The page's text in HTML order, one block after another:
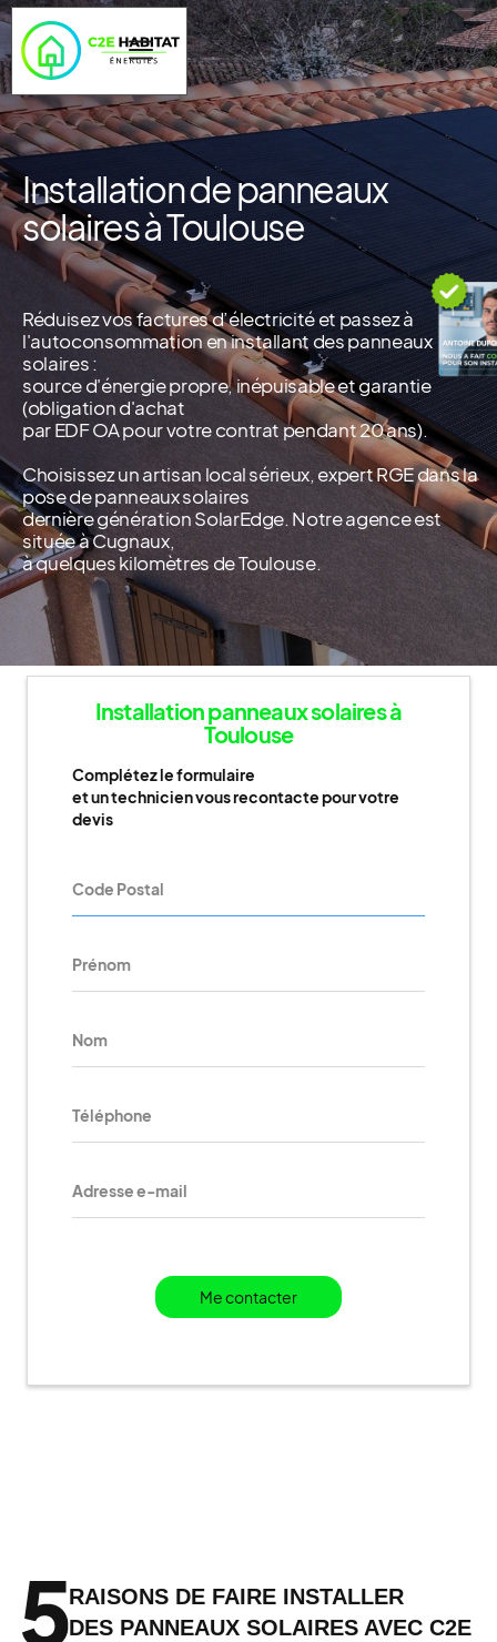
Installation de panneaux
solaires à Toulouse
Réduisez vos factures d’électricité et passez à
l'autoconsommation en installant des panneaux
solaires :
source d'énergie propre, inépuisable et garantie
(obligation d'achat
par EDF OA pour votre contrat pendant 20 ans).
Choisissez un artisan local sérieux, expert RGE dans la
pose de panneaux solaires
dernière génération SolarEdge. Notre agence est
située à Cugnaux,
à quelques kilomètres de Toulouse.
RAISONS DE FAIRE INSTALLER
DES PANNEAUX SOLAIRES AVEC C2E
Installation panneaux solaires à
Toulouse
Complétez le formulaire
et un technicien vous recontacte pour votre
devis